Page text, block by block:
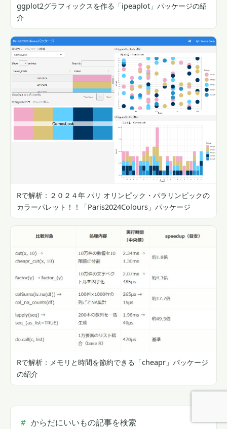
ggplot2グラフィックスを作る「ipeaplot」パッケージの紹
介
Rで解析：２０２４年 パリ オリンピック・パラリンピックの
カラーパレット！！「Paris2024Colours」パッケージ
Rで解析：メモリと時間を節約できる「cheapr」パッケージ
の紹介
からだにいいもの記事を検索